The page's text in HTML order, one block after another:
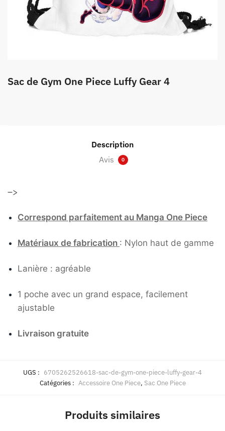
Sac de Gym One Piece Luffy Gear 4
Description
Avis
0
–>
Correspond parfaitement au Manga One Piece
Matériaux de fabrication : Nylon haut de gamme
Lanière : agréable
1 poche avec un grand espace, facilement
ajustable
Livraison gratuite
UGS : 6705262526618-sac-de-gym-one-piece-luffy-gear-4
Catégories : Accessoire One Piece, Sac One Piece
Produits similaires